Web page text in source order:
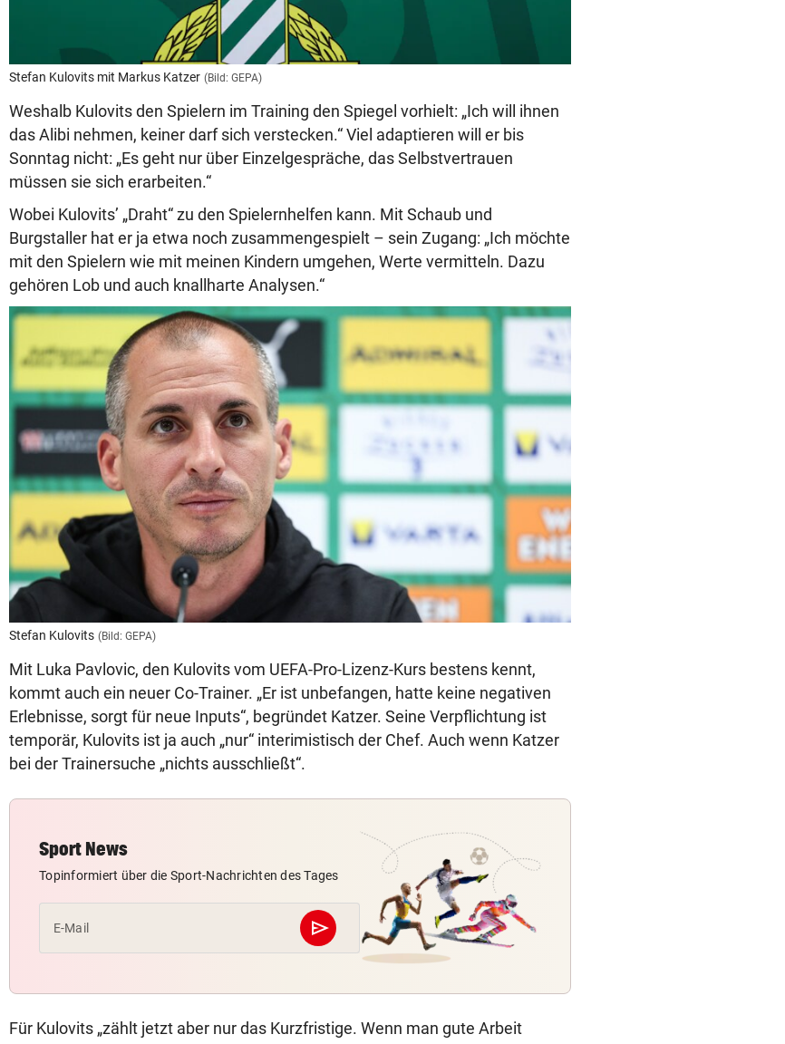
Stefan Kulovits mit Markus Katzer (Bild: GEPA)
Weshalb Kulovits den Spielern im Training den Spiegel vorhielt: „Ich will ihnen
das Alibi nehmen, keiner darf sich verstecken.“ Viel adaptieren will er bis
Sonntag nicht: „Es geht nur über Einzelgespräche, das Selbstvertrauen
müssen sie sich erarbeiten.“
Wobei Kulovits’ „Draht“ zu den Spielernhelfen kann. Mit Schaub und
Burgstaller hat er ja etwa noch zusammengespielt – sein Zugang: „Ich möchte
mit den Spielern wie mit meinen Kindern umgehen, Werte vermitteln. Dazu
gehören Lob und auch knallharte Analysen.“
Stefan Kulovits (Bild: GEPA)
Mit Luka Pavlovic, den Kulovits vom UEFA-Pro-Lizenz-Kurs bestens kennt,
kommt auch ein neuer Co-Trainer. „Er ist unbefangen, hatte keine negativen
Erlebnisse, sorgt für neue Inputs“, begründet Katzer. Seine Verpflichtung ist
temporär, Kulovits ist ja auch „nur“ interimistisch der Chef. Auch wenn Katzer
bei der Trainersuche „nichts ausschließt“.
Sport News
Topinformiert über die Sport-Nachrichten des Tages
E-Mail send
Abschicken
Für Kulovits „zählt jetzt aber nur das Kurzfristige. Wenn man gute Arbeit